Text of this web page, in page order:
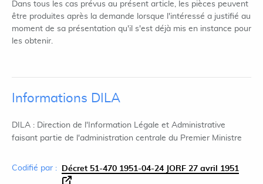
Dans tous les cas prévus au présent article, les pièces peuvent
être produites après la demande lorsque l'intéressé a justifié au
moment de sa présentation qu'il s'est déjà mis en instance pour
les obtenir.
Informations DILA
DILA : Direction de l'Information Légale et Administrative
faisant partie de l'administration centrale du Premier Ministre
Codifié par : Décret 51-470 1951-04-24 JORF 27 avril 1951